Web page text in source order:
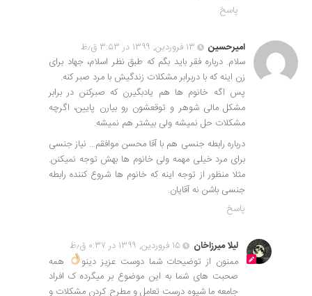
پاسخ
امیرحسین
۱۳ فروردین, ۱۳۹۹ در ۳:۵۳ ق٫ظ
سلام. درباره فقر باید بگم که طبق نظر اسلام، جهاد برای
زن اینه که با دربرابر مشکلات زندگیش با مرد صبر کنه.
پس اگه خانوم ها هم یادبگیرن که صبرکنن در برابر
مشکل مالی شوهر و توقعشون رو بیارن پایین، اگرچه
مشکلات حل نمیشه ولی بیشتر هم نمیشه.
درباره رابطه جنسی هم با آقا محسن موافقم… نیاز جنسی
برای مرد خیلی مهمه ولی خانوم ها بهش توجه نمیکنن.
مثلا منظور از توجه اینه که خانوم ها شروع کننده رابطه
جنسی باشن نه آقایان.
پاسخ
لیلا میرزاخان
۱۵ فروردین, ۱۳۹۹ در ۰:۳۷ ق٫ظ
ممنون از توضیحات شما دوست عزیز دینو
همه
صحبت های شما به این موضوع بر میگرده ک افراد
جامعه ما شیوه درست تعامل و مطرح کردن مشکلات و